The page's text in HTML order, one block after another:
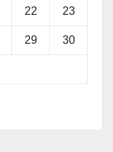
22 23
29 30